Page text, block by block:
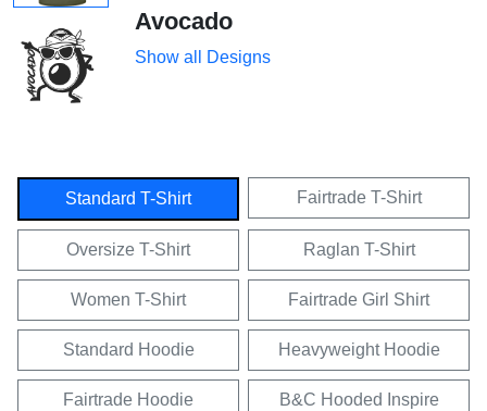
Avocado
Show all Designs
Standard T-Shirt Fairtrade T-Shirt
Oversize T-Shirt Raglan T-Shirt
Women T-Shirt Fairtrade Girl Shirt
Standard Hoodie Heavyweight Hoodie
Fairtrade Hoodie B&C Hooded Inspire